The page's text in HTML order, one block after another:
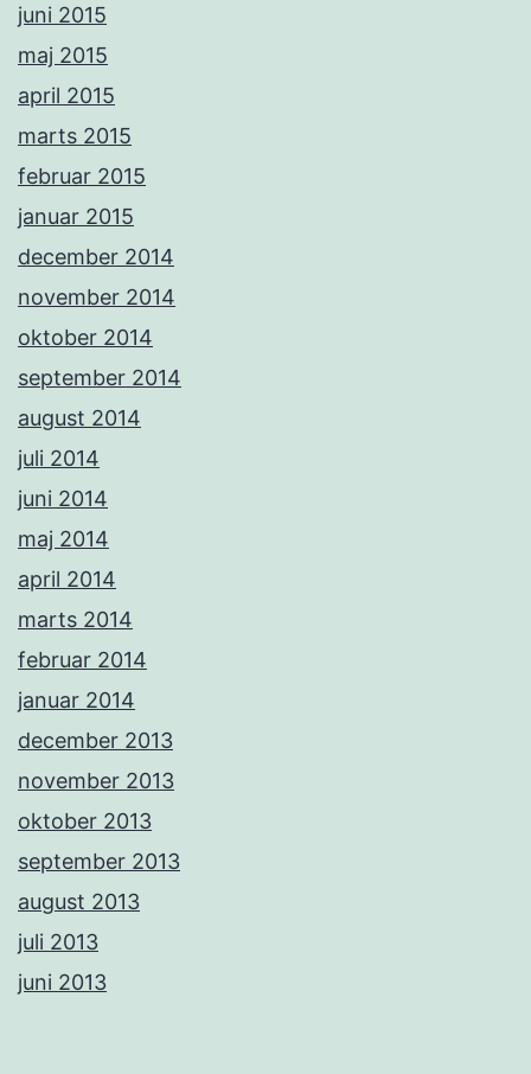
juni 2015
maj 2015
april 2015
marts 2015
februar 2015
januar 2015
december 2014
november 2014
oktober 2014
september 2014
august 2014
juli 2014
juni 2014
maj 2014
april 2014
marts 2014
februar 2014
januar 2014
december 2013
november 2013
oktober 2013
september 2013
august 2013
juli 2013
juni 2013